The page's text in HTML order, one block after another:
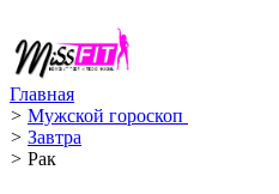
Главная
> Мужской гороскоп ️
> Завтра
> Рак ️